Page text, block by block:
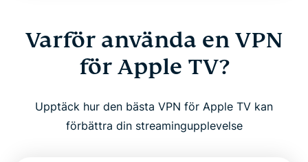
Varför använda en VPN
för Apple TV?
Upptäck hur den bästa VPN för Apple TV kan
förbättra din streamingupplevelse